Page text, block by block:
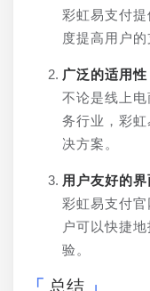
彩虹易支付
度提高用户
广泛的适用性
不论是线上
务行业，彩
决方案。
用户友好的界
彩虹易支付
户可以快捷
验。
总结